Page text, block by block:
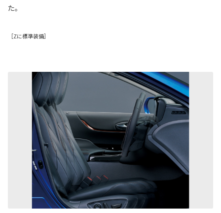
た。
［Zに標準装備］